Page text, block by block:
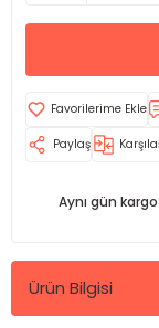
Paylaş
Aynı gün kargo
Ürün Bilgisi